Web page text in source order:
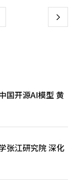
饮业和批发零售业分
的品牌数量达到891
，占比78.2%；服务
后，这种愉快的余
了炸鸡来吃。" 此
。
，韩国队还将在19
南非队。虽然比赛
同期增长85.7%。
量均大幅攀升。
长超过3倍。其中冰
突出，紫菜包饭、
Eleven和Emart24
品需求明显增加。
构正在发生转变。
费者更倾向于选择适
料和无酒精啤酒，
餐服务，并调整门
段，如今因办公室
开始调整世界杯营
下
国开源AI模型 黄
张江研究院 深化